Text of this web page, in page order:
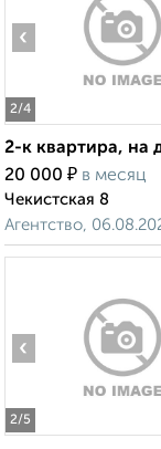
2/4
‹
2-к квартира, на
20 000 ₽ в месяц
Чекистская 8
Агентство,
2/5
‹